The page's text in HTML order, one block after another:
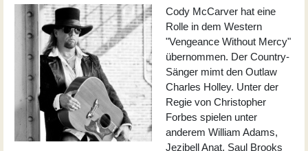
Cody McCarver hat eine
Rolle in dem Western
"Vengeance Without Mercy"
übernommen. Der Country-
Sänger mimt den Outlaw
Charles Holley. Unter der
Regie von Christopher
Forbes spielen unter
anderem William Adams,
Jezibell Anat, Saul Brooks